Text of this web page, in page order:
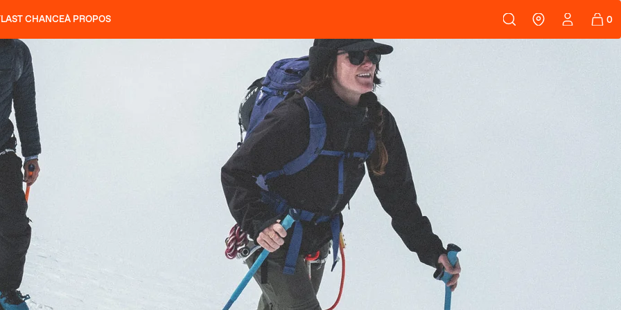
104 LITE
SLAP 112
SLAP 92 SLAP 92
UBAC 102 UBAC 108 PEAUX
LAST CHANCEÀ PROPOS
RECHERCHER